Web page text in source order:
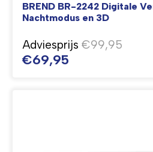
BREND BR-2242 Digitale
Nachtmodus en 3D
Adviesprijs €99,95
€69,95